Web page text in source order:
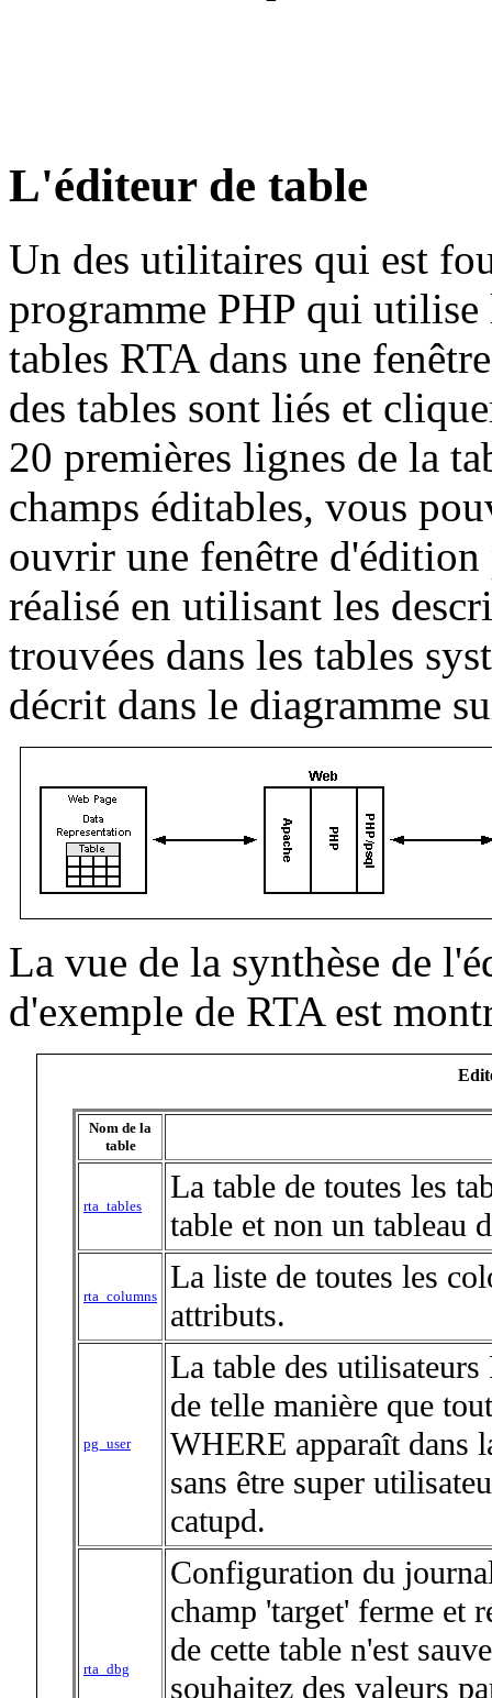
L'éditeur de table
Un des utilitaires qui est
programme PHP qui utilise
tables RTA dans une
des tables sont liés et
20 premières lignes de la
champs éditables, vous
ouvrir une fenêtre
réalisé en utilisant les
trouvées dans les tables
décrit dans le diagramme
La vue de la synthèse de
d'exemple de RTA est
Nom de la
table
rta_tables
La table de toutes les
table et non un tableau
rta_columns
La liste de toutes les
attributs.
pg_user
La table des
de telle manière que
WHERE apparaît dans
sans être super
catupd.
rta_dbg
Configuration du
champ 'target' ferme et
de cette table n'est
souhaitez des valeurs